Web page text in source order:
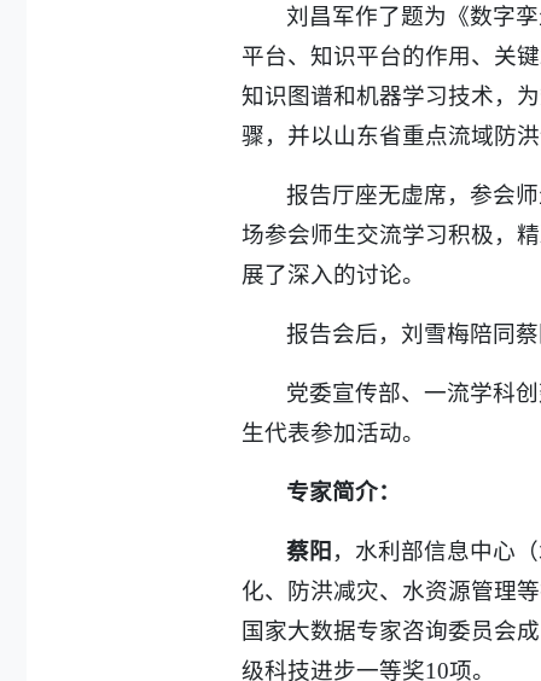
刘昌军作了题为《数字
平台、知识平台的作用、关
知识图谱和机器学习技术，
骤，并以山东省重点流域防
报告厅座无虚席，参会
场参会师生交流学习积极，
展了深入的讨论。
报告会后，刘雪梅陪同
党委宣传部、一流学科
生代表参加活动。
专家简介：
蔡阳 ，水利部信息中心
化、防洪减灾、水资源管理
国家大数据专家咨询委员会
级科技进步一等奖10项。